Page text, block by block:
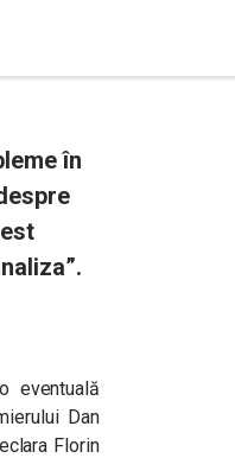
în
eventuală
Dan
Florin